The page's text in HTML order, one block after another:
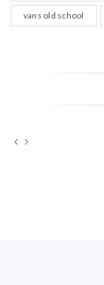
vans old school